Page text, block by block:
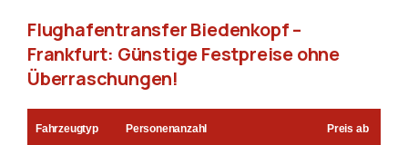
Flughafentransfer Biedenkopf –
Frankfurt: Günstige Festpreise ohne
Überraschungen!
Fahrzeugtyp Personenanzahl Preis ab